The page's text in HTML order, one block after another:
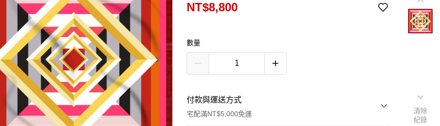
NT$8,800
數量
付款與運送方式
宅配滿NT$5,000免運
清除
紀錄